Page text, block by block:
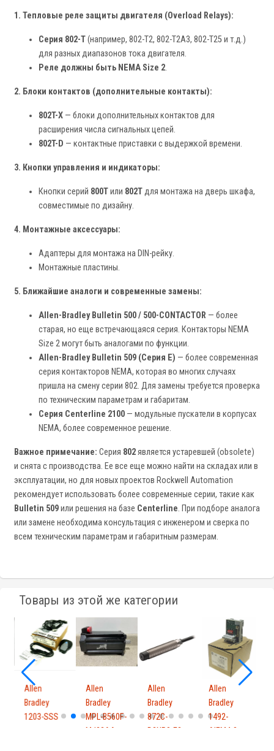
1. Тепловые реле защиты двигателя (Overload Relays):
Серия 802-T(например, 802-T2, 802-T2A3, 802-T25 и т.д.)
для разных диапазонов тока двигателя.
Реле должны быть NEMA Size 2.
2. Блоки контактов (дополнительные контакты):
802T-X — блоки дополнительных контактов для
расширения числа сигнальных цепей.
802T-D — контактные приставки с выдержкой времени.
3. Кнопки управления и индикаторы:
Кнопки серий 800Tили 802Tдля монтажа на дверь шкафа,
совместимые по дизайну.
4. Монтажные аксессуары:
Адаптеры для монтажа на DIN-рейку.
Монтажные пластины.
5. Ближайшие аналоги и современные замены:
Allen-Bradley Bulletin 500 / 500-CONTACTOR — более
старая, но еще встречающаяся серия. Контакторы NEMA
Size 2 могут быть аналогами по функции.
Allen-Bradley Bulletin 509 (Серия E) — более современная
серия контакторов NEMA, которая во многих случаях
пришла на смену серии 802. Для замены требуется проверка
по техническим параметрам и габаритам.
Серия Centerline 2100 — модульные пускатели в корпусах
NEMA, более современное решение.
Важное примечание: Серия 802является устаревшей (obsolete)
и снята с производства. Ее все еще можно найти на складах или в
эксплуатации, но для новых проектов Rockwell Automation
рекомендует использовать более современные серии, такие как
Bulletin 509или решения на базе Centerline. При подборе аналога
или замене необходима консультация с инженером и сверка по
всем техническим параметрам и габаритным размерам.
Товары из этой же категории
Allen
Bradley
1203-SSS
Allen
Bradley
MPL-B560F-
MJ22AA
Allen
Bradley
872C-
D2NP8-E2
Allen
Bradley
1492-
AIFM4-3